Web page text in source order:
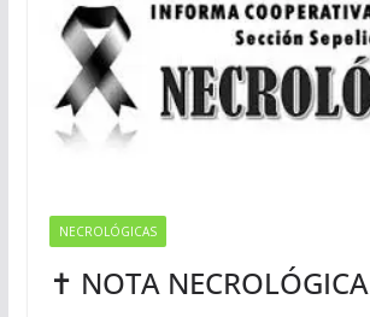
NECROLÓGICAS
✝ NOTA NECROLÓGICA